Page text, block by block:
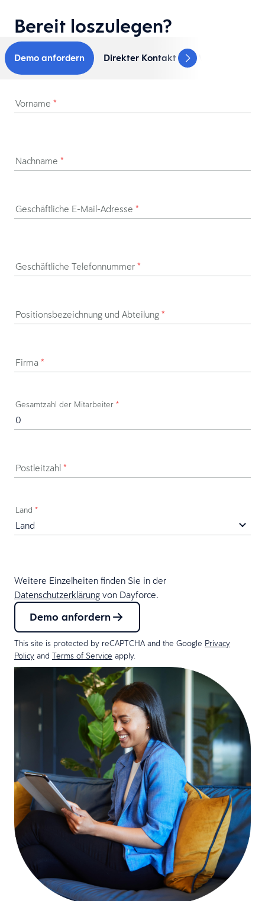
Bereit loszulegen?
Demo anfordern Direkter Kontakt zum Vertrieb
Vorname *
Nachname *
Geschäftliche E-Mail-Adresse *
Geschäftliche Telefonnummer *
Positionsbezeichnung und Abteilung *
Firma *
Gesamtzahl der Mitarbeiter *
Postleitzahl *
Land *
Weitere Einzelheiten finden Sie in der
Datenschutzerklärung von Dayforce.
Demo anfordern
This site is protected by reCAPTCHA and the Google Privacy
Policy and Terms of Service apply.